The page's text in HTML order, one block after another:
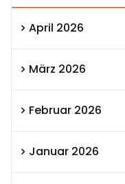
April 2026
März 2026
Februar 2026
Januar 2026